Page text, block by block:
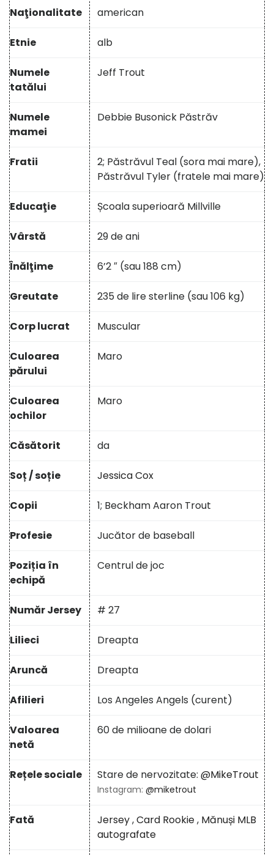
Naţionalitate american
Etnie alb
Numele
tatălui
Jeff Trout
Numele
mamei
Debbie Busonick Păstrăv
Fratii
2; Păstrăvul Teal (sora mai mare),
Păstrăvul Tyler (fratele mai mare)
Educaţie Școala superioară Millville
Vârstă 29 de ani
Înălţime 6’2 ″ (sau 188 cm)
Greutate 235 de lire sterline (sau 106 kg)
Corp lucrat Muscular
Culoarea
părului
Maro
Culoarea
ochilor
Maro
Căsătorit da
Soț / soție Jessica Cox
Copii 1; Beckham Aaron Trout
Profesie Jucător de baseball
Poziția în
echipă
Centrul de joc
Număr Jersey # 27
Lilieci Dreapta
Aruncă Dreapta
Afilieri Los Angeles Angels (curent)
Valoarea
netă
60 de milioane de dolari
Rețele sociale Stare de nervozitate: @MikeTrout
Instagram: @miketrout
Fată Jersey,Card Rookie, Mănuși MLB
autografate